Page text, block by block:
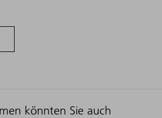
könnten Sie auch